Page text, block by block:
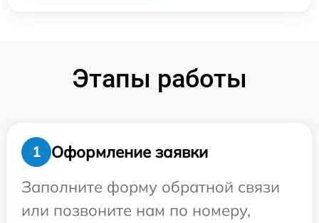
Этапы работы
1
Оформление заявки
Заполните форму обратной связи
или позвоните нам по номеру,